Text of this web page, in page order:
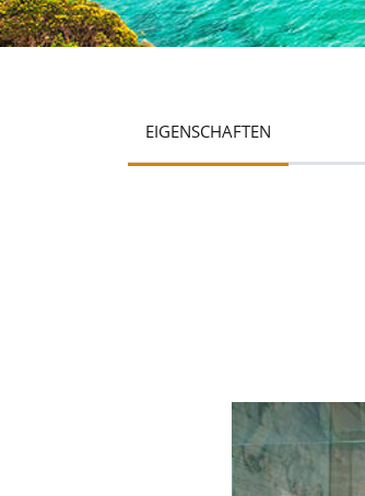
EIGENSCHAFTEN